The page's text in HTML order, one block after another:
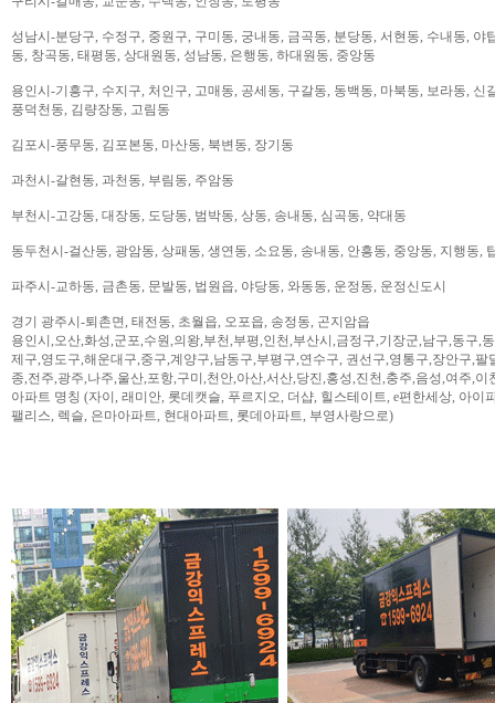
성남시-분당구, 수정구, 중원구, 구미동, 궁내동, 금곡동, 분당동, 서현동, 수내동,
동, 창곡동, 태평동, 상대원동, 성남동, 은행동, 하대원동, 중앙동
용인시-기흥구, 수지구, 처인구, 고매동, 공세동, 구갈동, 동백동, 마북동, 보라동,
풍덕천동, 김량장동, 고림동
김포시-풍무동, 김포본동, 마산동, 북변동, 장기동
과천시-갈현동, 과천동, 부림동, 주암동
부천시-고강동, 대장동, 도당동, 범박동, 상동, 송내동, 심곡동, 약대동
동두천시-걸산동, 광암동, 상패동, 생연동, 소요동, 송내동, 안흥동, 중앙동, 지행동,
파주시-교하동, 금촌동, 문발동, 법원읍, 야당동, 와동동, 운정동, 운정신도시
경기 광주시-퇴촌면, 태전동, 초월읍, 오포읍, 송정동, 곤지암읍
용인시,오산,화성,군포,수원,의왕,부천,부평,인천,부산시,금정구,기장군,남구,동구,
제구,영도구,해운대구,중구,계양구,남동구,부평구,연수구, 권선구,영통구,장안구,
종,전주,광주,나주,울산,포항,구미,천안,아산,서산,당진,홍성,진천,충주,음성,여주,이
아파트 명칭 (자이, 래미안, 롯데캣슬, 푸르지오, 더샵, 힐스테이트, e편한세상, 아이
팰리스, 렉슬, 은마아파트, 현대아파트, 롯데아파트, 부영사랑으로)